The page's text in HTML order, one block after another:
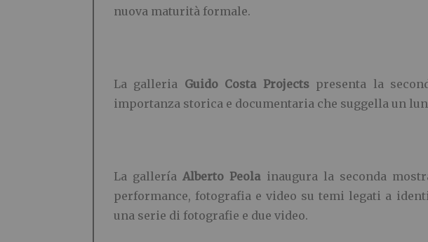
nuova maturità formale.
La galleria Guido Costa Projectspresenta la
importanza storica e documentaria che suggella un
La galleríaAlberto Peola inaugura la seconda
performance, fotografia e video su temi legati a
una serie di fotografie e due video.